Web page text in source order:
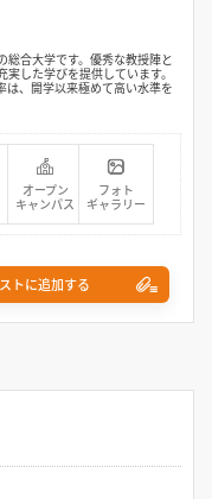
合大学です。優秀な教授陣と
した学びを提供しています。
は、開学以来極めて高い水準を
オープン
キャンパス
フォト
ギャラリー
トに追加する